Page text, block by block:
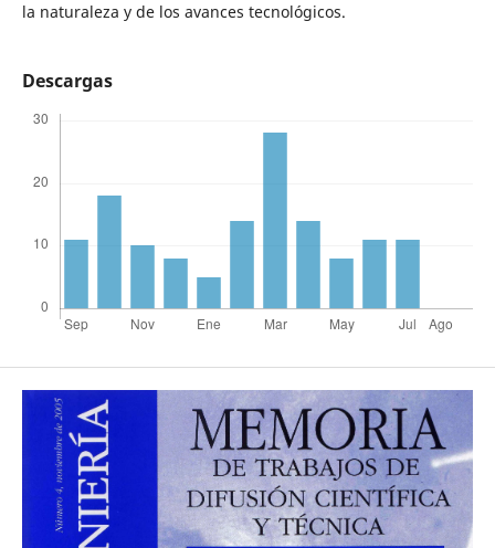
la naturaleza y de los avances tecnológicos.
Descargas